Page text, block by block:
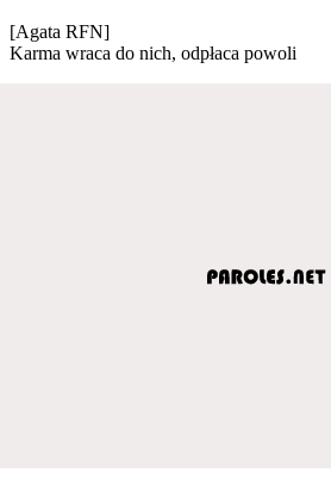
[Agata RFN]
Karma wraca do nich, odpłaca powoli